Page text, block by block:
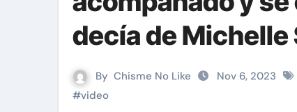
decía de Michelle
By Chisme No Like Nov 6, 2023
#video